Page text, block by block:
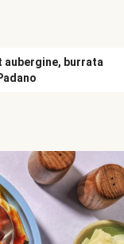
aubergine, burrata